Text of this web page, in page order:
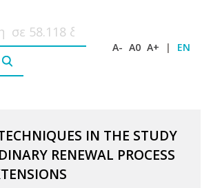
A- A0 A+ | EN
IN THE STUDY
RENEWAL PROCESS